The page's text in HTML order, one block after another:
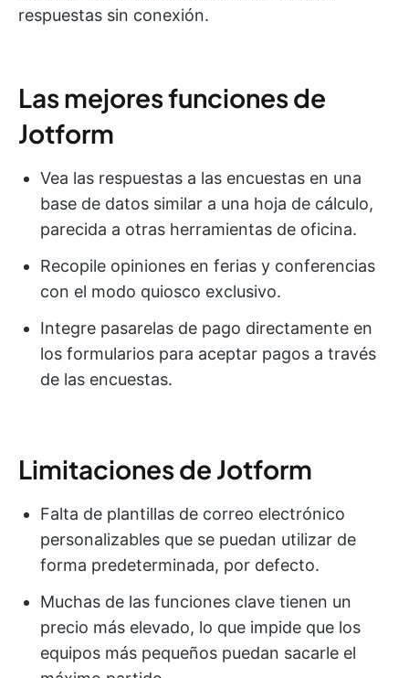
respuestas sin conexión.
Las mejores funciones de
Jotform
Vea las respuestas a las encuestas en una
base de datos similar a una hoja de cálculo,
parecida a otras herramientas de oficina.
Recopile opiniones en ferias y conferencias
con el modo quiosco exclusivo.
Integre pasarelas de pago directamente en
los formularios para aceptar pagos a través
de las encuestas.
Limitaciones de Jotform
Falta de plantillas de correo electrónico
personalizables que se puedan utilizar de
forma predeterminada, por defecto.
Muchas de las funciones clave tienen un
precio más elevado, lo que impide que los
equipos más pequeños puedan sacarle el